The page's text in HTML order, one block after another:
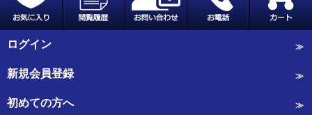
ログイン
新規会員登録
初めての方へ